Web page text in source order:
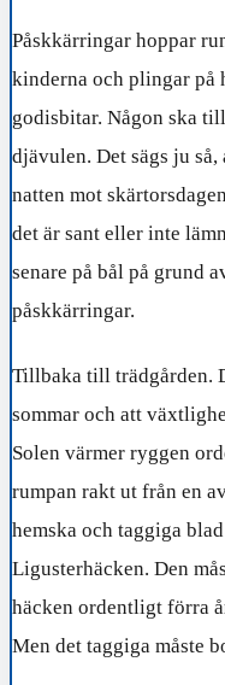
Påskkärringar hoppar
kinderna och plingar på
godisbitar. Någon ska
djävulen. Det sägs ju
natten mot
det är sant eller inte
senare på bål på grund
påskkärringar.
Tillbaka till trädgården.
sommar och att
Solen värmer ryggen
rumpan rakt ut från en
hemska och taggiga
Ligusterhäcken. Den
häcken ordentligt förra
Men det taggiga måste